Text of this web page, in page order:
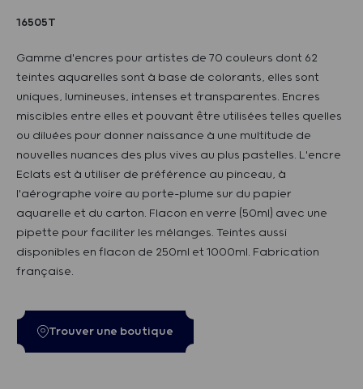
16505T
Gamme d'encres pour artistes de 70 couleurs dont 62
teintes aquarelles sont à base de colorants, elles sont
uniques, lumineuses, intenses et transparentes. Encres
miscibles entre elles et pouvant être utilisées telles quelles
ou diluées pour donner naissance à une multitude de
nouvelles nuances des plus vives au plus pastelles. L'encre
Eclats est à utiliser de préférence au pinceau, à
l'aérographe voire au porte-plume sur du papier
aquarelle et du carton. Flacon en verre (50ml) avec une
pipette pour faciliter les mélanges. Teintes aussi
disponibles en flacon de 250ml et 1000ml. Fabrication
française.
Trouver une boutique